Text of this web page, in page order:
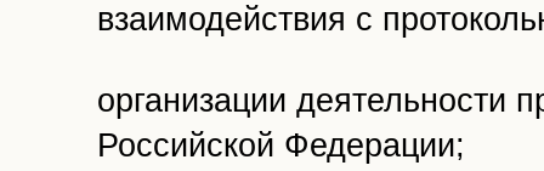
взаимодействия с
организации деятельности
Российской Федерации;